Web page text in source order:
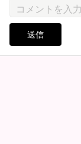
送信